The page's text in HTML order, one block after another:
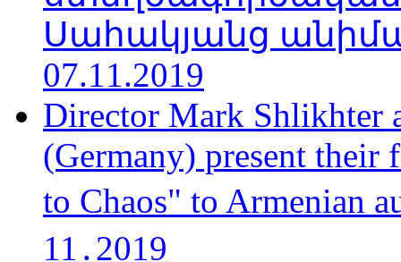
Սահակյանց
07.11.2019
Director Mark Shlikhter
(Germany) present
to Chaos" to Armenian
11․2019